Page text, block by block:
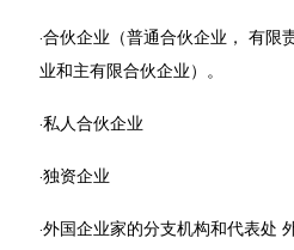
·合伙企业（普通合伙企业， 有限
业和主有限合伙企业）。
·私人合伙企业
·独资企业
·外国企业家的分支机构和代表处